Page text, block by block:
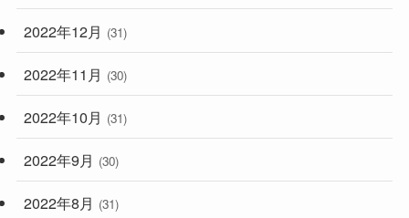
2022年12月 (31)
2022年11月 (30)
2022年10月 (31)
2022年9月 (30)
2022年8月 (31)